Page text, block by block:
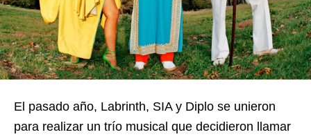
El pasado año, Labrinth, SIA y Diplo se unieron
para realizar un trío musical que decidieron llamar